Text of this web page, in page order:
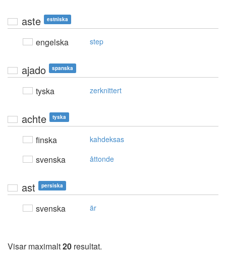
aste estniska
engelska step
ajado spanska
tyska zerknittert
achte tyska
finska kahdeksas
svenska åttonde
ast persiska
svenska är
Visar maximalt20 resultat.